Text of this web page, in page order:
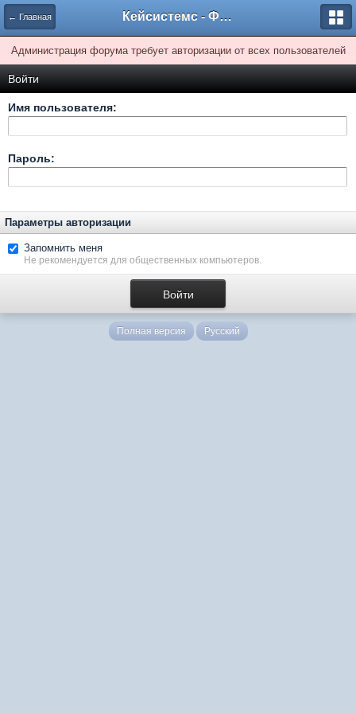
← Главная Кейсистемс - Форумы
Администрация форума требует авторизации от всех пользователей
Войти
Имя пользователя:
Пароль:
Параметры авторизации
Запомнить меня
Не рекомендуется для общественных компьютеров.
Полная версия Русский